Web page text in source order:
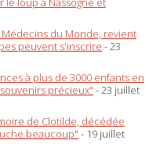
du Monde, revient
peuvent s'inscrire - 23
à plus de 3000 enfants en
précieux" - 23 juillet
de Clotilde, décédée
beaucoup" - 19 juillet